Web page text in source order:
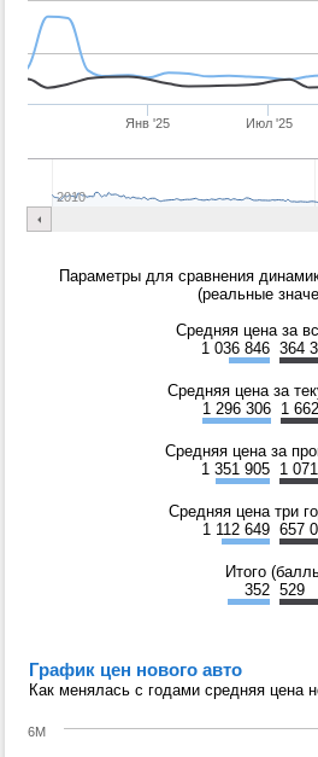
Янв '25 Июл '25
2010
Параметры для сравнения
(реальные
Средняя цена за
1 036 846 364
Средняя цена за
1 296 306 1
Средняя цена за
1 351 905 1
Средняя цена три
1 112 649 657
Итого
352 529
График цен нового авто
Как менялась с годами средняя цена
6M